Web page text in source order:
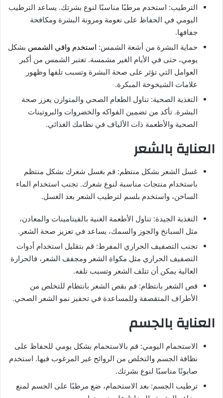
الترطيب: استخدم مرطبًا مناسبًا لنوع بشرتك. يساعد الترطيب
اليومي في الحفاظ على نعومة ومرونة البشرة ومكافحة
جفافها.
حماية البشرة من أشعة الشمس: استخدم واقي الشمس بشكل
يومي، حتى في الأيام الغير مشمسة. تعتبر الشمس من أكبر
العوامل التي تؤثر على صحة البشرة وتسبب تلفها وظهور
علامات الشيخوخة المبكرة.
التغذية الصحية: تناول الطعام الصحي والمتوازن يعزز صحة
البشرة. تأكد من تضمين الفواكه والخضروات والبروتينات
الصحية والأطعمة ذات الألياف في نظامك الغذائي.
العناية بالشعر
غسل الشعر بشكل منتظم: قم بغسل شعرك بشكل منتظم
باستخدام منتجات مناسبة لنوع شعرك. تجنب استخدام الماء
الساخن، واستخدم بلسم لترطيب الشعر بعد الغسل.
التغذية الجيدة: تناول الأطعمة الغنية بالفيتامينات والمعادن،
مثل السبانخ والجوز والسمك، يساعد في تعزيز صحة الشعر.
تجنب التصفيف الحراري المفرط: قم بتقليل استخدام أدوات
التصفيف الحراري مثل مكواة الشعر ومجفف الشعر، فالحرارة
العالية يمكن أن تتلف الشعر وتسبب تلفه.
قص الشعر بانتظام: قم بقص الشعر بانتظام للتخلص من
الأطراف المتقصفة وللمساعدة في تحفيز نمو الشعر الصحي.
العناية بالجسم
الاستحمام اليومي: قم بالاستحمام بشكل يومي للحفاظ على
نظافة الجسم والتخلص من الروائح غير المرغوب فيها. استخدم
صابونًا مناسبًا لنوع بشرتك.
ترطيب الجسم: بعد الاستحمام، ضع مرطبًا على الجسم لمنع